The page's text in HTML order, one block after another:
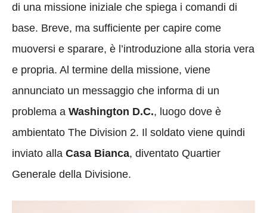
di una missione iniziale che spiega i comandi di
base. Breve, ma sufficiente per capire come
muoversi e sparare, è l’introduzione alla storia vera
e propria. Al termine della missione, viene
annunciato un messaggio che informa di un
problema a Washington D.C., luogo dove è
ambientato The Division 2. Il soldato viene quindi
inviato alla Casa Bianca, diventato Quartier
Generale della Divisione.